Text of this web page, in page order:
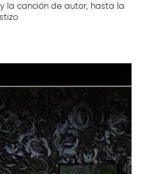
la canción de autor, hasta la